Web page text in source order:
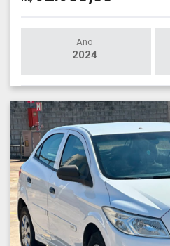
Ano
2024